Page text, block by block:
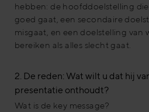
hebben: de hoofddoelstelling
goed gaat, een secondaire
misgaat, en een doelstelling van
bereiken als alles slecht gaat.
2. De reden: Wat wilt u dat hij
presentatie onthoudt?
Wat is de key message?